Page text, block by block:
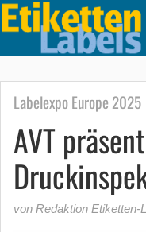
Labelexpo Europe 2025
AVT
von Redaktion Etiketten-